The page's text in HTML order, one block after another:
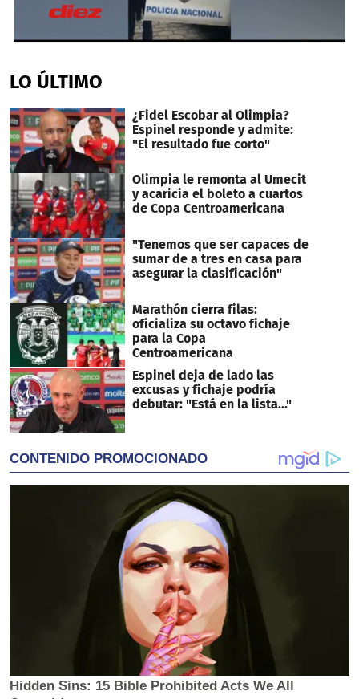
of
29
LO ÚLTIMO
¿Fidel Escobar al Olimpia?
Espinel responde y admite:
"El resultado fue corto"
Olimpia le remonta al Umecit
y acaricia el boleto a cuartos
de Copa Centroamericana
"Tenemos que ser capaces de
sumar de a tres en casa para
asegurar la clasificación"
Marathón cierra filas:
oficializa su octavo fichaje
para la Copa
Centroamericana
Espinel deja de lado las
excusas y fichaje podría
debutar: "Está en la lista..."